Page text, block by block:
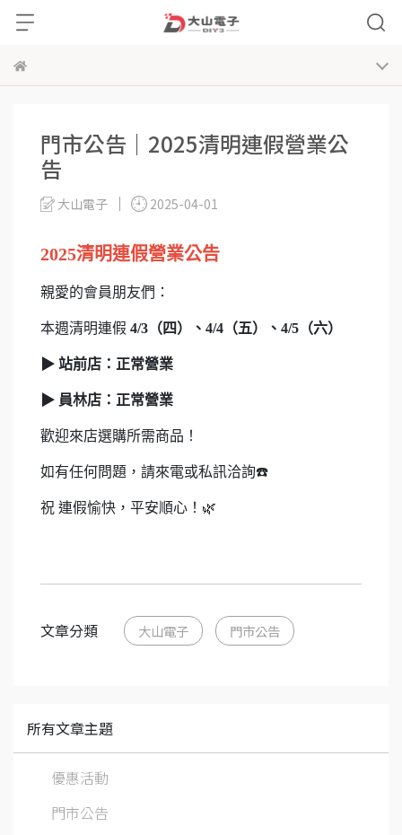
門市公告｜2025清明連假營業公
告
大山電子 2025-04-01
2025清明連假營業公告
親愛的會員朋友們：
本週清明連假 4/3（四）、4/4（五）、4/5（六）
▶ 站前店 ：正常營業
▶ 員林店 ：正常營業
歡迎來店選購所需商品！
如有任何問題，請來電或私訊洽詢☎️
祝 連假愉快，平安順心！🌿
文章分類 大山電子 門市公告
所有文章主題
優惠活動
門市公告